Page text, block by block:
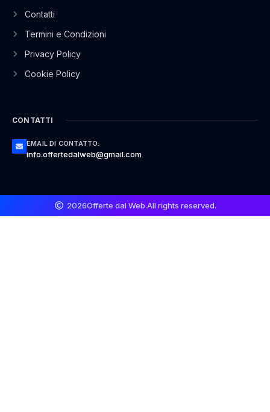
Contatti
Termini e Condizioni
Privacy Policy
Cookie Policy
CONTATTI
EMAIL DI CONTATTO:
info.offertedalweb@gmail.com
2026Offerte dal Web.All rights reserved.